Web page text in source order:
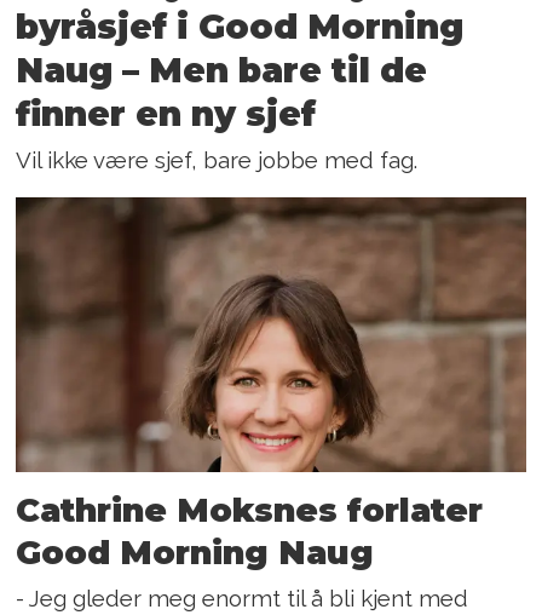
byråsjef i Good Morning
Naug – Men bare til de
finner en ny sjef
Vil ikke være sjef, bare jobbe med fag.
Cathrine Moksnes forlater
Good Morning Naug
- Jeg gleder meg enormt til å bli kjent med